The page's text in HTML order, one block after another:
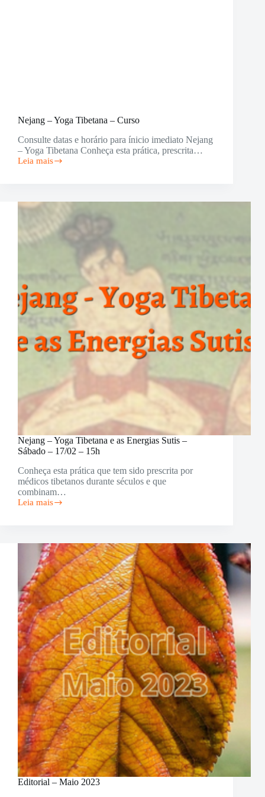
Nejang – Yoga Tibetana – Curso
Consulte datas e horário para ínicio imediato Nejang
– Yoga Tibetana Conheça esta prática, prescrita…
Leia mais
Nejang
–
Nejang – Yoga Tibetana e as Energias Sutis –
Sábado – 17/02 – 15h
Conheça esta prática que tem sido prescrita por
médicos tibetanos durante séculos e que
combinam…
Leia mais
Nejang
Energias
Sutis
–
Sábado
–
17/02
–
15h
Editorial – Maio 2023